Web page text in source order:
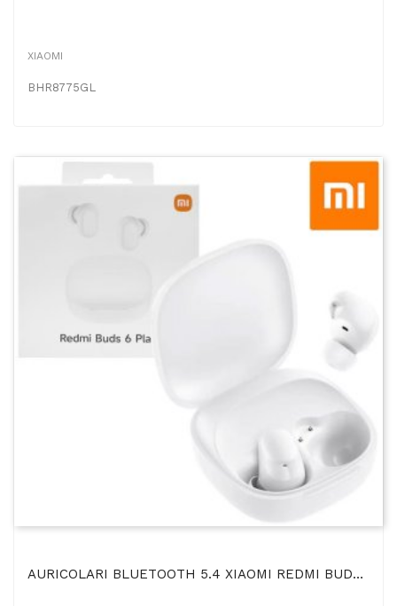
XIAOMI
BHR8775GL
AURICOLARI BLUETOOTH 5.4 XIAOMI REDMI BUDS 6 PLAY ULTRALEGGERI, 5 MODALITA' EQ E RIDUZIONE RUMORE...